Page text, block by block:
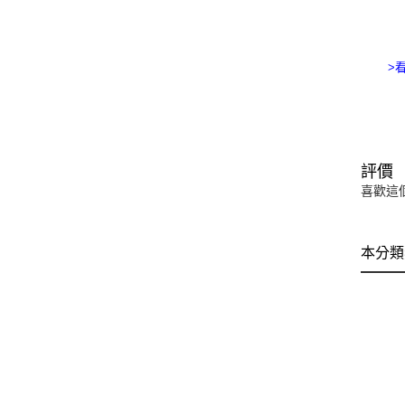
>
評價
喜歡這
本分